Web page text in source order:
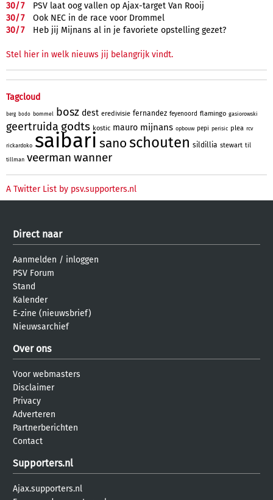
30/7
PSV laat oog vallen op Ajax-target Van Rooij
30/7
Ook NEC in de race voor Drommel
30/7 Heb jij Mijnans al in je favoriete opstelling gezet?
Stel hier in welk nieuws jij belangrijk vindt.
Tagcloud
berg bodo bommel bosz dest eredivisie fernandez feyenoord flamingo gasiorowski
geertruida godts kostic mauro mijnans opbouw pepi perisic plea rcv
rickardoko saibari sanoschouten sildillia stewart til
tillman veerman wanner
A Twitter List by psv.supporters.nl
Direct naar
Aanmelden / inloggen
PSV Forum
Stand
Kalender
E-zine (nieuwsbrief)
Nieuwsarchief
Over ons
Voor webmasters
Disclaimer
Privacy
Adverteren
Partnerberichten
Contact
Supporters.nl
Ajax.supporters.nl